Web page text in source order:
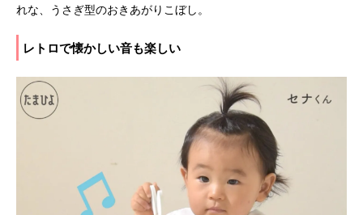
れな、うさぎ型のおきあがりこぼし。
レトロで懐かしい音も楽しい